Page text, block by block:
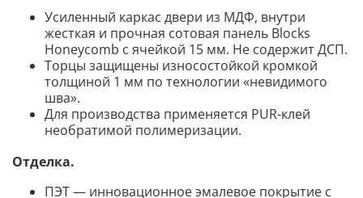
Усиленный каркас двери из МДФ, внутри
жесткая и прочная сотовая панель Blocks
Honeycomb с ячейкой 15 мм. Не содержит ДСП.
Торцы защищены износостойкой кромкой
толщиной 1 мм по технологии «невидимого
шва».
Для производства применяется PUR-клей
необратимой полимеризации.
Отделка.
ПЭТ — инновационное эмалевое покрытие c